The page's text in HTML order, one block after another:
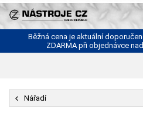
Běžná cena je aktuální
ZDARMA při objednávce
Nářadí